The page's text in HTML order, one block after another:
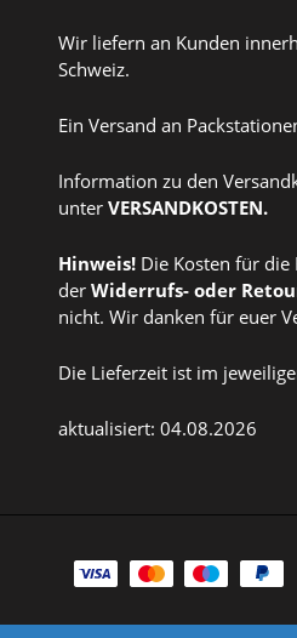
Wir liefern an Kunden
Schweiz.
Ein Versand an
Information zu den
unter VERSANDKOSTEN.
Hinweis! Die Kosten für die
der Widerrufs- oder
nicht. Wir danken für euer
Die Lieferzeit ist im
aktualisiert: 04.08.2026
Zahlungsarten